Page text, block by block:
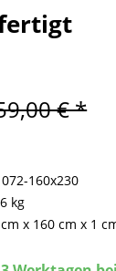
€ *
160x230
kg
x 160 cm x 1